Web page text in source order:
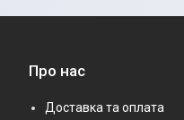
Про нас
Доставка та оплата